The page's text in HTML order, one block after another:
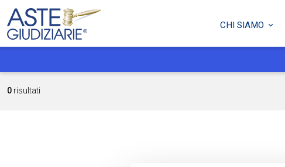
CHI SIAMO
0 risultati